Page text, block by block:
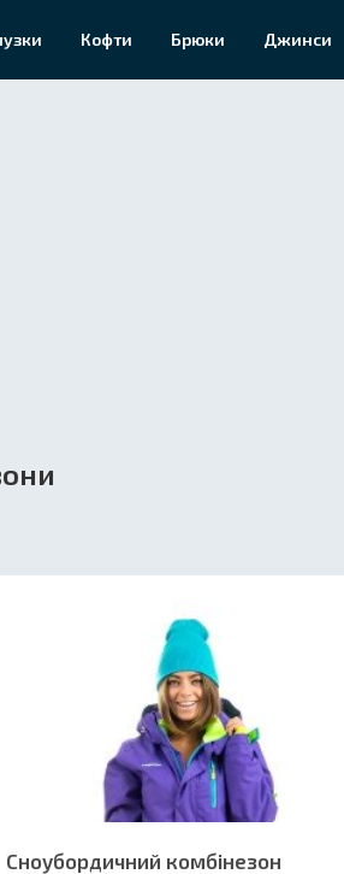
Кофти Брюки Джинси
Сноубордичний комбінезон